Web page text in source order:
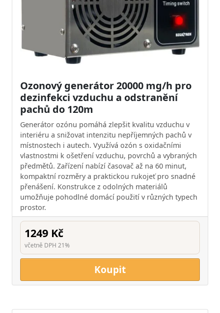
Ozonový generátor 20000 mg/h pro
dezinfekci vzduchu a odstranění
pachů do 120m
Generátor ozónu pomáhá zlepšit kvalitu vzduchu v
interiéru a snižovat intenzitu nepříjemných pachů v
místnostech i autech. Využívá ozón s oxidačními
vlastnostmi k ošetření vzduchu, povrchů a vybraných
předmětů. Zařízení nabízí časovač až na 60 minut,
kompaktní rozměry a praktickou rukojeť pro snadné
přenášení. Konstrukce z odolných materiálů
umožňuje pohodlné domácí použití v různých typech
prostor.
1249 Kč
včetně DPH 21%
Koupit